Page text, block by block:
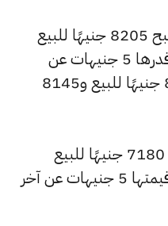
شهد سعر عيار 24 ارتفاعًا ليصبح 8205 جنيهًا للبيع
و8150 جنيهًا للشراء، بزيادة قدرها 5 جنيهات عن
السعر السابق الذي بلغ 8200 جنيهًا للبيع و8145
وارتفع سعر عيار 21 ليصل إلى 7180 جنيهًا للبيع
و7130 جنيهًا للشراء، بزيادة قيمتها 5 جنيهات عن آخر